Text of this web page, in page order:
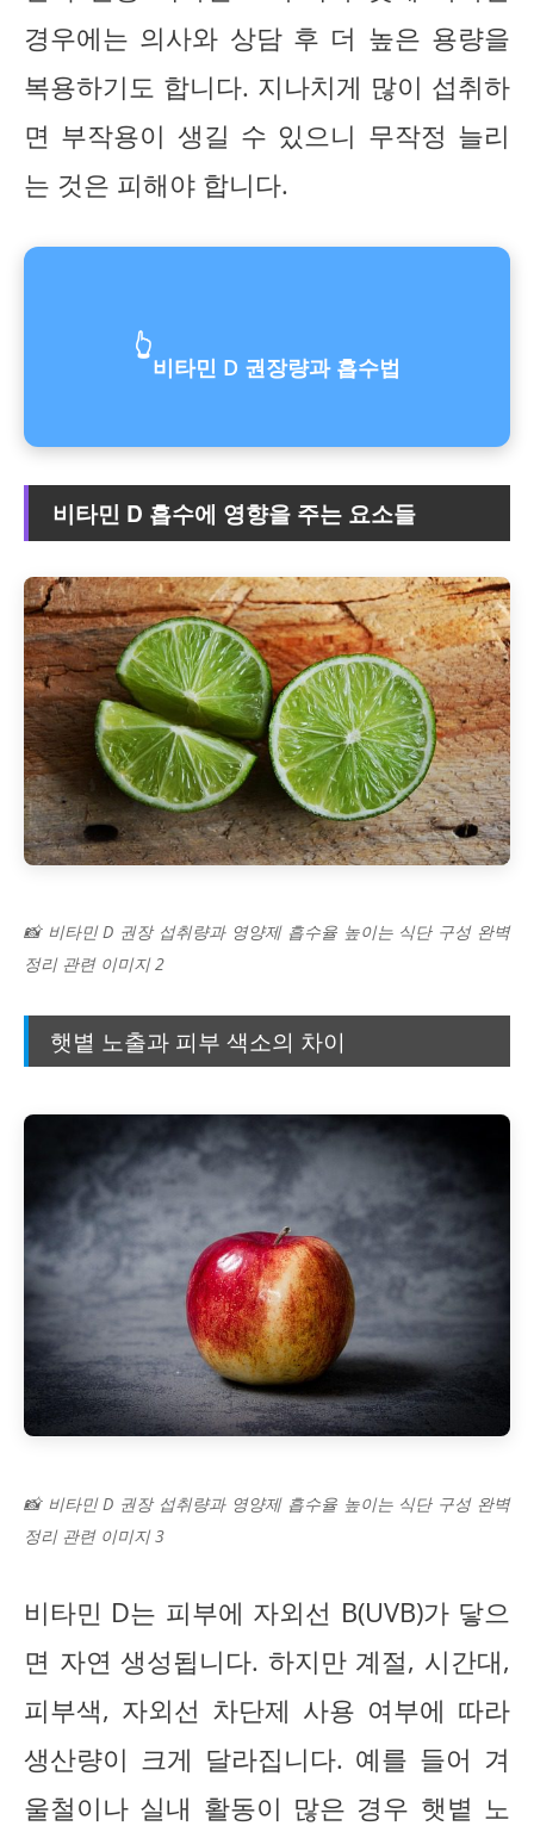
경우에는 의사와 상담 후 더 높은 용량을
복용하기도 합니다. 지나치게 많이 섭취하
면 부작용이 생길 수 있으니 무작정 늘리
는 것은 피해야 합니다.
👆
비타민 D 권장량과 흡수법
비타민 D 흡수에 영향을 주는 요소들
📸 비타민 D 권장 섭취량과 영양제 흡수율 높이는 식단 구성 완벽
정리 관련 이미지 2
햇볕 노출과 피부 색소의 차이
📸 비타민 D 권장 섭취량과 영양제 흡수율 높이는 식단 구성 완벽
정리 관련 이미지 3
비타민 D는 피부에 자외선 B(UVB)가 닿으
면 자연 생성됩니다. 하지만 계절, 시간대,
피부색, 자외선 차단제 사용 여부에 따라
생산량이 크게 달라집니다. 예를 들어 겨
울철이나 실내 활동이 많은 경우 햇볕 노